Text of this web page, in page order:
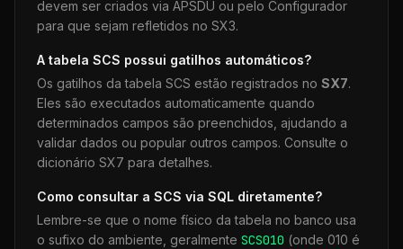
devem ser criados via APSDU ou pelo Configurador
para que sejam refletidos no SX3.
A tabela SCS possui gatilhos automáticos?
Os gatilhos da tabela SCS estão registrados no SX7.
Eles são executados automaticamente quando
determinados campos são preenchidos, ajudando a
validar dados ou popular outros campos. Consulte o
dicionário SX7 para detalhes.
Como consultar a SCS via SQL diretamente?
Lembre-se que o nome físico da tabela no banco usa
o sufixo do ambiente, geralmente SCS010 (onde 010 é